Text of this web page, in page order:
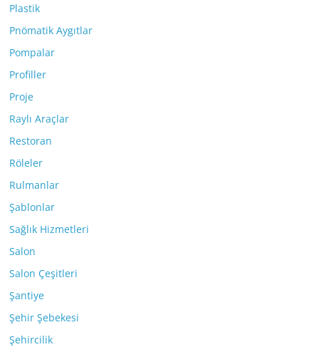
Plastik
Pnömatik Aygıtlar
Pompalar
Profiller
Proje
Raylı Araçlar
Restoran
Röleler
Rulmanlar
Şablonlar
Sağlık Hizmetleri
Salon
Salon Çeşitleri
Şantiye
Şehir Şebekesi
Şehircilik